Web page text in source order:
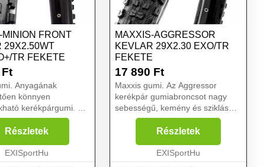
MINION FRONT
29X2.50WT
TR FEKETE
Ft
Anyagának
könnyen
kerékpárgumi. A
kiemelkedések még
támogatást
A kerékpárház ferde
rendelkezik, így
Részletek
EXISportHu
MAXXIS-AGGRESSOR
KEVLAR 29X2.30 EXO/TR
FEKETE
17 890 Ft
Maxxis gumi. Az Aggressor
kerékpár gumiabroncsot nagy
sebességű, kemény és sziklás
járdákhoz tervezték. Az
univerzális kerékpár gumiabroncs
különösen jól működik hátsó
abroncsként, elöl Minion DHF
Részletek
EXISportHu